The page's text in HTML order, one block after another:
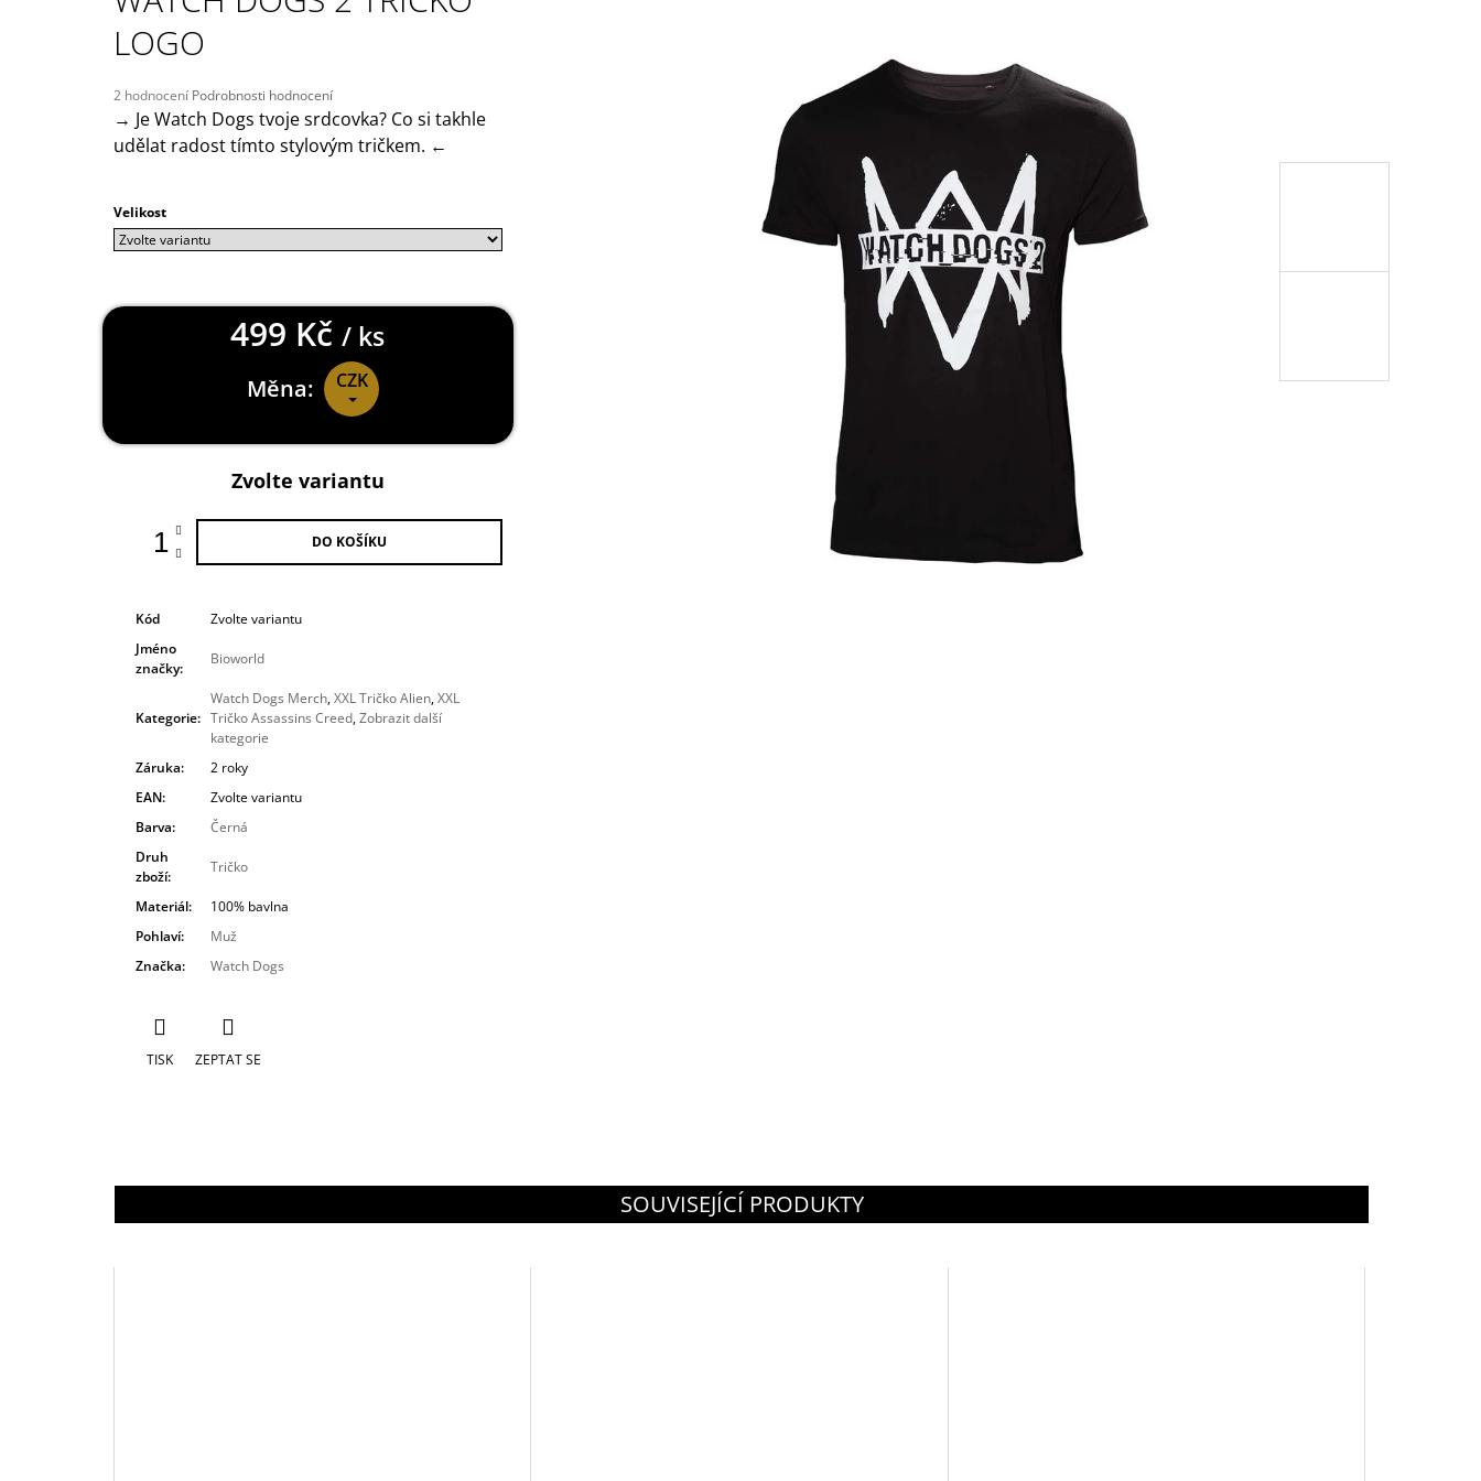
LOGO
Průměrné
hodnocení
produktu
je
5
hvězdiček.
2 hodnocení Podrobnosti hodnocení
→ Je Watch Dogs tvoje srdcovka? Co si takhle
udělat radost tímto stylovým tričkem. ←
Velikost
499 Kč/ ks
Měna: CZK
Měrná
Zvolte variantu
DO KOŠÍKU
Kód
Zvolte variantu
Jméno
značky:
Bioworld
Kategorie:
Watch Dogs Merch,XXL Tričko Alien,XXL
Tričko Assassins Creed,Zobrazit další
kategorie
Záruka:
2 roky
EAN:
Zvolte variantu
Barva:
Černá
Druh
zboží:
Tričko
Materiál:
100% bavlna
Pohlaví:
Muž
Značka: Watch Dogs
TISK ZEPTAT SE
SOUVISEJÍCÍ PRODUKTY
149 Kč